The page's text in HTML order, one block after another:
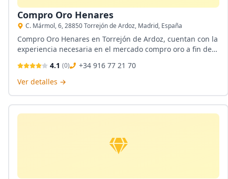
Compro Oro Henares
C. Mármol, 6, 28850 Torrejón de Ardoz, Madrid, España
Compro Oro Henares en Torrejón de Ardoz, cuentan con la
experiencia necesaria en el mercado compro oro a fin de
plata, diamantes en un proceso seguro y de calidad.
4.1 (0)
+34 916 77 21 70
Ver detalles →